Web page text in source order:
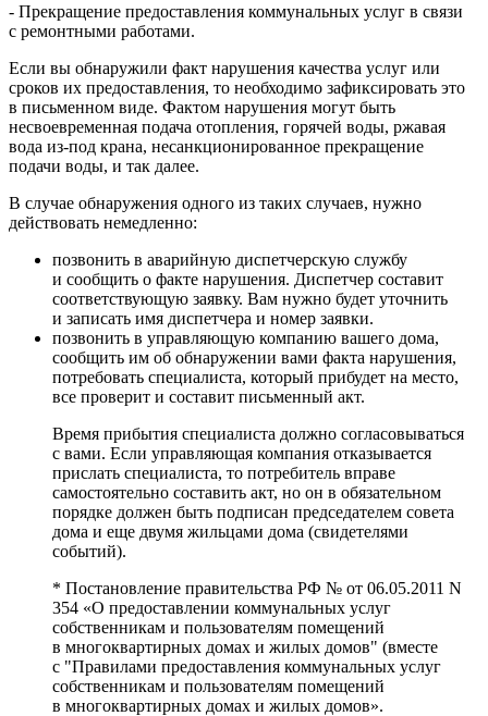
- Прекращение предоставления коммунальных услуг в связи
с ремонтными работами.
Если вы обнаружили факт нарушения качества услуг или
сроков их предоставления, то необходимо зафиксировать это
в письменном виде. Фактом нарушения могут быть
несвоевременная подача отопления, горячей воды, ржавая
вода из-под крана, несанкционированное прекращение
подачи воды, и так далее.
В случае обнаружения одного из таких случаев, нужно
действовать немедленно:
позвонить в аварийную диспетчерскую службу
и сообщить о факте нарушения. Диспетчер составит
соответствующую заявку. Вам нужно будет уточнить
и записать имя диспетчера и номер заявки.
позвонить в управляющую компанию вашего дома,
сообщить им об обнаружении вами факта нарушения,
потребовать специалиста, который прибудет на место,
все проверит и составит письменный акт.
Время прибытия специалиста должно согласовываться
с вами. Если управляющая компания отказывается
прислать специалиста, то потребитель вправе
самостоятельно составить акт, но он в обязательном
порядке должен быть подписан председателем совета
дома и еще двумя жильцами дома (свидетелями
событий).
* Постановление правительства РФ № от 06.05.2011 N
354 «О предоставлении коммунальных услуг
собственникам и пользователям помещений
в многоквартирных домах и жилых домов" (вместе
с "Правилами предоставления коммунальных услуг
собственникам и пользователям помещений
в многоквартирных домах и жилых домов».